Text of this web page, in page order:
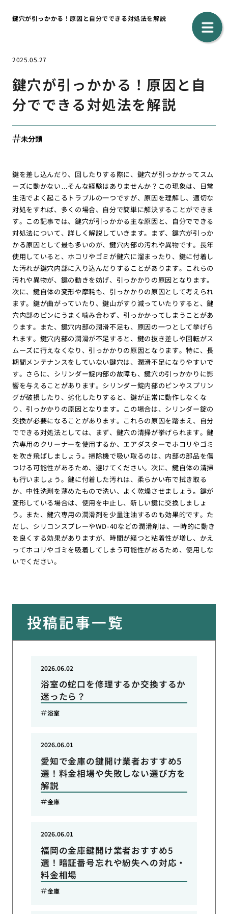
鍵穴が引っかかる！原因と自分でできる対処法を解説
2025.05.27
鍵穴が引っかかる！原因と自
分でできる対処法を解説
未分類
鍵を差し込んだり、回したりする際に、鍵穴が引っかかってスム
ーズに動かない…そんな経験はありませんか？この現象は、日常
生活でよく起こるトラブルの一つですが、原因を理解し、適切な
対処をすれば、多くの場合、自分で簡単に解決することができま
す。この記事では、鍵穴が引っかかる主な原因と、自分でできる
対処法について、詳しく解説していきます。まず、鍵穴が引っか
かる原因として最も多いのが、鍵穴内部の汚れや異物です。長年
使用していると、ホコリやゴミが鍵穴に溜まったり、鍵に付着し
た汚れが鍵穴内部に入り込んだりすることがあります。これらの
汚れや異物が、鍵の動きを妨げ、引っかかりの原因となります。
次に、鍵自体の変形や摩耗も、引っかかりの原因として考えられ
ます。鍵が曲がっていたり、鍵山がすり減っていたりすると、鍵
穴内部のピンにうまく噛み合わず、引っかかってしまうことがあ
ります。また、鍵穴内部の潤滑不足も、原因の一つとして挙げら
れます。鍵穴内部の潤滑が不足すると、鍵の抜き差しや回転がス
ムーズに行えなくなり、引っかかりの原因となります。特に、長
期間メンテナンスをしていない鍵穴は、潤滑不足になりやすいで
す。さらに、シリンダー錠内部の故障も、鍵穴の引っかかりに影
響を与えることがあります。シリンダー錠内部のピンやスプリン
グが破損したり、劣化したりすると、鍵が正常に動作しなくな
り、引っかかりの原因となります。この場合は、シリンダー錠の
交換が必要になることがあります。これらの原因を踏まえ、自分
でできる対処法としては、まず、鍵穴の清掃が挙げられます。鍵
穴専用のクリーナーを使用するか、エアダスターでホコリやゴミ
を吹き飛ばしましょう。掃除機で吸い取るのは、内部の部品を傷
つける可能性があるため、避けてください。次に、鍵自体の清掃
も行いましょう。鍵に付着した汚れは、柔らかい布で拭き取る
か、中性洗剤を薄めたもので洗い、よく乾燥させましょう。鍵が
変形している場合は、使用を中止し、新しい鍵に交換しましょ
う。また、鍵穴専用の潤滑剤を少量注油するのも効果的です。た
だし、シリコンスプレーやWD-40などの潤滑剤は、一時的に動き
を良くする効果がありますが、時間が経つと粘着性が増し、かえ
ってホコリやゴミを吸着してしまう可能性があるため、使用しな
いでください。
投稿記事一覧
浴室の蛇口を修理するか交換するか
迷ったら？
2026.06.02
浴室
愛知で金庫の鍵開け業者おすすめ5
選！料金相場や失敗しない選び方を
解説
2026.06.01
金庫
福岡の金庫鍵開け業者おすすめ5
選！暗証番号忘れや紛失への対応・
料金相場
2026.06.01
金庫